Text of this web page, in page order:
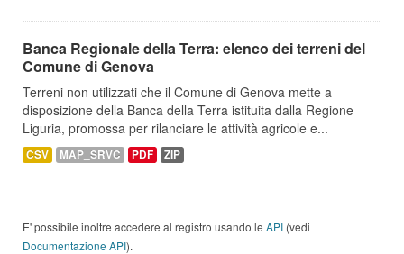
Banca Regionale della Terra: elenco dei terreni del
Comune di Genova
Terreni non utilizzati che il Comune di Genova mette a
disposizione della Banca della Terra istituita dalla Regione
Liguria, promossa per rilanciare le attività agricole e...
CSV MAP_SRVC PDF ZIP
E' possibile inoltre accedere al registro usando le API (vedi
Documentazione API).